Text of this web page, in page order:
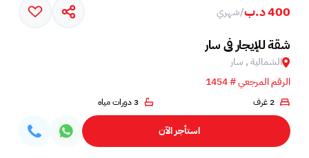
400 د.ب /شهري
شقة للإيجار في سار
الشمالية , سار
الرقم المرجعي # 1454
2 غرف 3 دورات مياه
استأجر الآن